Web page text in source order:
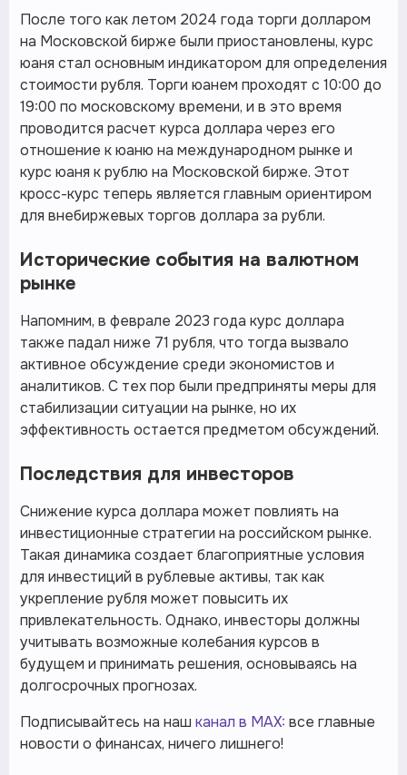
После того как летом 2024 года торги долларом
на Московской бирже были приостановлены, курс
юаня стал основным индикатором для определения
стоимости рубля. Торги юанем проходят с 10:00 до
19:00 по московскому времени, и в это время
проводится расчет курса доллара через его
отношение к юаню на международном рынке и
курс юаня к рублю на Московской бирже. Этот
кросс-курс теперь является главным ориентиром
для внебиржевых торгов доллара за рубли.
Исторические события на валютном
рынке
Напомним, в феврале 2023 года курс доллара
также падал ниже 71 рубля, что тогда вызвало
активное обсуждение среди экономистов и
аналитиков. С тех пор были предприняты меры для
стабилизации ситуации на рынке, но их
эффективность остается предметом обсуждений.
Последствия для инвесторов
Снижение курса доллара может повлиять на
инвестиционные стратегии на российском рынке.
Такая динамика создает благоприятные условия
для инвестиций в рублевые активы, так как
укрепление рубля может повысить их
привлекательность. Однако, инвесторы должны
учитывать возможные колебания курсов в
будущем и принимать решения, основываясь на
долгосрочных прогнозах.
Подписывайтесь на наш канал в MAX: все главные
новости о финансах, ничего лишнего!